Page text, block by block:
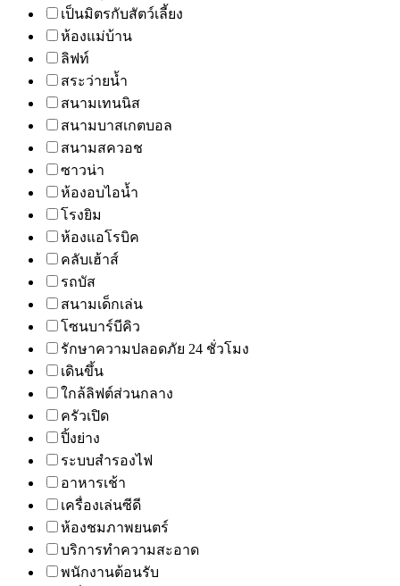
เป็นมิตรกับสัตว์เลี้ยง
ห้องแม่บ้าน
ลิฟท์
สระว่ายน้ำ
สนามเทนนิส
สนามบาสเกตบอล
สนามสควอช
ซาวน่า
ห้องอบไอน้ำ
โรงยิม
ห้องแอโรบิค
คลับเฮ้าส์
รถบัส
สนามเด็กเล่น
โซนบาร์บีคิว
รักษาความปลอดภัย 24 ชั่วโมง
เดินขึ้น
ใกล้ลิฟต์ส่วนกลาง
ครัวเปิด
ปิ้งย่าง
ระบบสำรองไฟ
อาหารเช้า
เครื่องเล่นซีดี
ห้องชมภาพยนตร์
บริการทำความสะอาด
พนักงานต้อนรับ